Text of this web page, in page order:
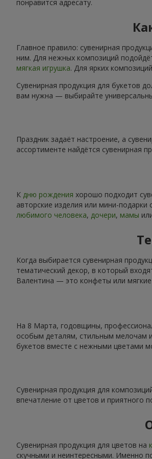
понравится адресату.
Главное правило: сувенирная
ним. Для нежных композиций
мягкая игрушка. Для ярких
Сувенирная продукция для букетов
вам нужна — выбирайте
Праздник задаёт настроение, а
ассортименте найдётся сувенирная
К дню рождения хорошо подходит
авторские изделия или мини-
любимого человека, дочери, мамы
Когда выбирается сувенирная
тематический декор, в который
Валентина — это конфеты или
На 8 Марта, годовщины,
особым деталям, стильным мелочам
букетов вместе с нежными цветами
Сувенирная продукция для
впечатление от цветов и приятного
Сувенирная продукция для цветов на
скучными и неинтересными. Именно